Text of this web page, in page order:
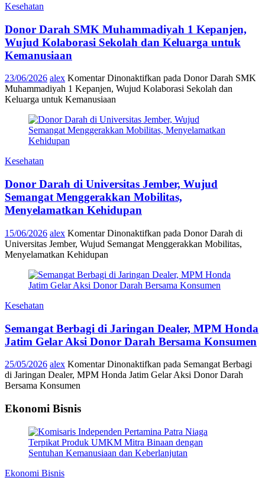
Kesehatan
Donor Darah SMK Muhammadiyah 1 Kepanjen,
Wujud Kolaborasi Sekolah dan Keluarga untuk
Kemanusiaan
23/06/2026 alex Komentar Dinonaktifkan pada Donor Darah SMK
Muhammadiyah 1 Kepanjen, Wujud Kolaborasi Sekolah dan
Keluarga untuk Kemanusiaan
Kesehatan
Donor Darah di Universitas Jember, Wujud
Semangat Menggerakkan Mobilitas,
Menyelamatkan Kehidupan
15/06/2026 alex Komentar Dinonaktifkan pada Donor Darah di
Universitas Jember, Wujud Semangat Menggerakkan Mobilitas,
Menyelamatkan Kehidupan
Kesehatan
Semangat Berbagi di Jaringan Dealer, MPM Honda
Jatim Gelar Aksi Donor Darah Bersama Konsumen
25/05/2026 alex Komentar Dinonaktifkan pada Semangat Berbagi
di Jaringan Dealer, MPM Honda Jatim Gelar Aksi Donor Darah
Bersama Konsumen
Ekonomi Bisnis
Ekonomi Bisnis